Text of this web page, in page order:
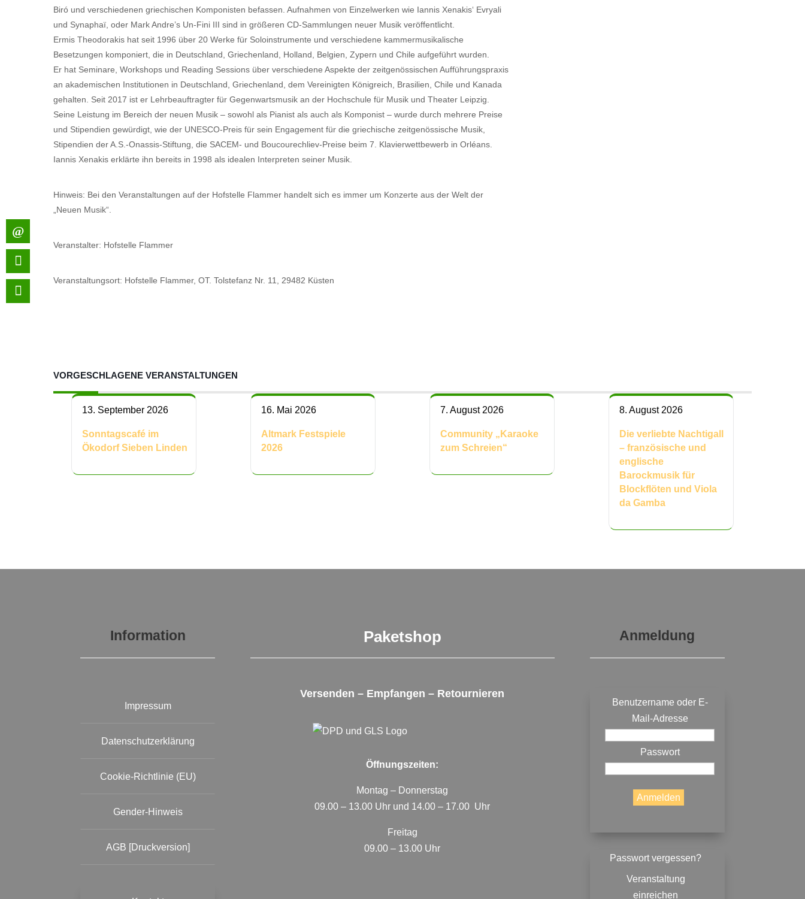
Biró und verschiedenen griechischen Komponisten befassen. Aufnahmen von Einzelwerken wie Iannis Xenakis‘ Evryali
und Synaphaï, oder Mark Andre’s Un-Fini III sind in größeren CD-Sammlungen neuer Musik veröffentlicht.
Ermis Theodorakis hat seit 1996 über 20 Werke für Soloinstrumente und verschiedene kammermusikalische
Besetzungen komponiert, die in Deutschland, Griechenland, Holland, Belgien, Ζypern und Chile aufgeführt wurden.
Er hat Seminare, Workshops und Reading Sessions über verschiedene Aspekte der zeitgenössischen Aufführungspraxis
an akademischen Institutionen in Deutschland, Griechenland, dem Vereinigten Königreich, Brasilien, Chile und Kanada
gehalten. Seit 2017 ist er Lehrbeauftragter für Gegenwartsmusik an der Hochschule für Musik und Theater Leipzig.
Seine Leistung im Bereich der neuen Musik – sowohl als Pianist als auch als Komponist – wurde durch mehrere Preise
und Stipendien gewürdigt, wie der UNESCO-Preis für sein Engagement für die griechische zeitgenössische Musik,
Stipendien der A.S.-Onassis-Stiftung, die SACEM- und Boucourechliev-Preise beim 7. Klavierwettbewerb in Orléans.
Iannis Xenakis erklärte ihn bereits in 1998 als idealen Interpreten seiner Musik.
Hinweis: Bei den Veranstaltungen auf der Hofstelle Flammer handelt sich es immer um Konzerte aus der Welt der
„Neuen Musik“.
Veranstalter: Hofstelle Flammer
Veranstaltungsort: Hofstelle Flammer, OT. Tolstefanz Nr. 11, 29482 Küsten
VORGESCHLAGENE VERANSTALTUNGEN
13. September 2026
Sonntagscafé im
Ökodorf Sieben Linden
16. Mai 2026
Altmark Festspiele
2026
7. August 2026
Community „Karaoke
zum Schreien“
8. August 2026
Die verliebte Nachtigall
– französische und
englische
Barockmusik für
Blockflöten und Viola
da Gamba
Information
Impressum
Datenschutzerklärung
Cookie-Richtlinie (EU)
Gender-Hinweis
AGB [Druckversion]
Paketshop
Versenden – Empfangen – Retournieren
Öffnungszeiten:
Montag – Donnerstag
09.00 – 13.00 Uhr und 14.00 – 17.00 Uhr
Freitag
09.00 – 13.00 Uhr
Anmeldung
Benutzername oder E-
Mail-Adresse
Passwort
Passwort vergessen?
Veranstaltung
einreichen